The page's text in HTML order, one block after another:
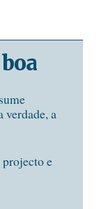
verdade, a
e